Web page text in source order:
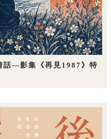
話—影集《再見1987》特